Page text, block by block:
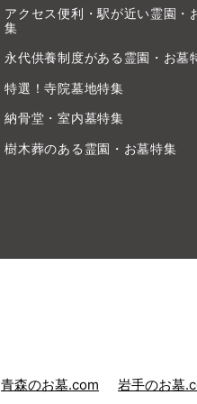
アクセス便利・駅が近い霊園・
集
永代供養制度がある霊園・お墓
特選！寺院墓地特集
納骨堂・室内墓特集
樹木葬のある霊園・お墓特集
青森のお墓.com 岩手のお墓